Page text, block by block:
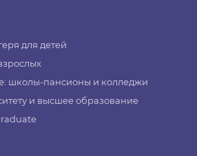
для детей
школы-пансионы и колледжи
и высшее образование